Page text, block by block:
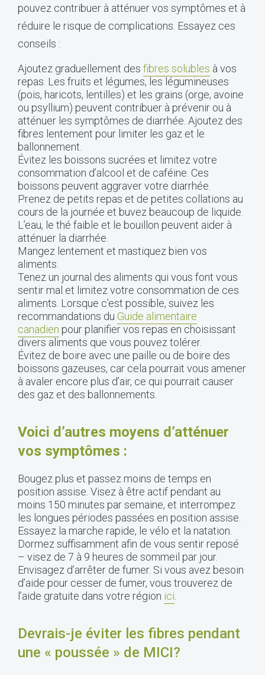
pouvez contribuer à atténuer vos symptômes et à
réduire le risque de complications. Essayez ces
conseils :
Ajoutez graduellement des fibres solubles à vos
repas. Les fruits et légumes, les légumineuses
(pois, haricots, lentilles) et les grains (orge, avoine
ou psyllium) peuvent contribuer à prévenir ou à
atténuer les symptômes de diarrhée. Ajoutez des
fibres lentement pour limiter les gaz et le
ballonnement.
Évitez les boissons sucrées et limitez votre
consommation d’alcool et de caféine. Ces
boissons peuvent aggraver votre diarrhée.
Prenez de petits repas et de petites collations au
cours de la journée et buvez beaucoup de liquide.
L’eau, le thé faible et le bouillon peuvent aider à
atténuer la diarrhée.
Mangez lentement et mastiquez bien vos
aliments.
Tenez un journal des aliments qui vous font vous
sentir mal et limitez votre consommation de ces
aliments. Lorsque c’est possible, suivez les
recommandations du Guide alimentaire
canadien pour planifier vos repas en choisissant
divers aliments que vous pouvez tolérer.
Évitez de boire avec une paille ou de boire des
boissons gazeuses, car cela pourrait vous amener
à avaler encore plus d’air, ce qui pourrait causer
des gaz et des ballonnements.
Voici d’autres moyens d’atténuer
vos symptômes :
Bougez plus et passez moins de temps en
position assise. Visez à être actif pendant au
moins 150 minutes par semaine, et interrompez
les longues périodes passées en position assise.
Essayez la marche rapide, le vélo et la natation.
Dormez suffisamment afin de vous sentir reposé
– visez de 7 à 9 heures de sommeil par jour.
Envisagez d’arrêter de fumer. Si vous avez besoin
d’aide pour cesser de fumer, vous trouverez de
l’aide gratuite dans votre région ici
Devrais-je éviter les fibres pendant
une « poussée » de MICI?